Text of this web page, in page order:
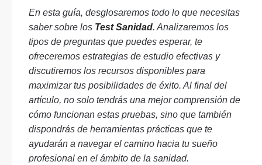
En esta guía, desglosaremos todo lo que necesitas
saber sobre los Test Sanidad. Analizaremos los
tipos de preguntas que puedes esperar, te
ofreceremos estrategias de estudio efectivas y
discutiremos los recursos disponibles para
maximizar tus posibilidades de éxito. Al final del
artículo, no solo tendrás una mejor comprensión de
cómo funcionan estas pruebas, sino que también
dispondrás de herramientas prácticas que te
ayudarán a navegar el camino hacia tu sueño
profesional en el ámbito de la sanidad.